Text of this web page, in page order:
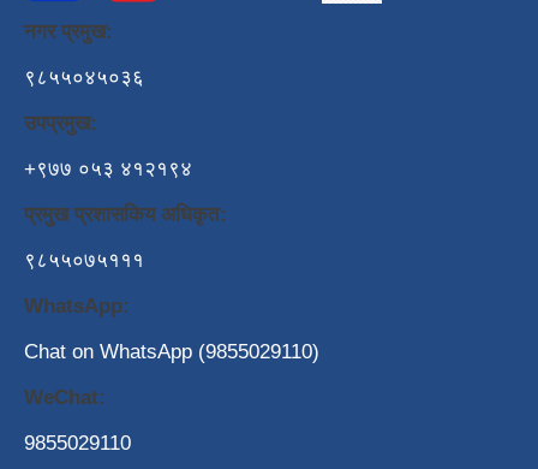
नगर प्रमुख:
९८५५०४५०३६
उपप्रमुख:
+९७७ ०५३ ४१२१९४
प्रमुख प्रशासकिय अधिकृत:
९८५५०७५१११
WhatsApp:
Chat on WhatsApp (9855029110)
WeChat:
9855029110